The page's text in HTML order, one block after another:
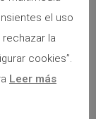
el uso
la
cookies”.
Leer más